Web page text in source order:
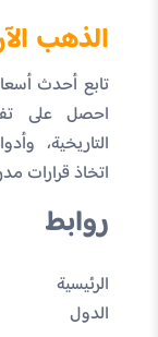
الذهب
تابع أحدث
احصل على
التاريخية،
اتخاذ قرارات
روابط
الرئيسية
الدول